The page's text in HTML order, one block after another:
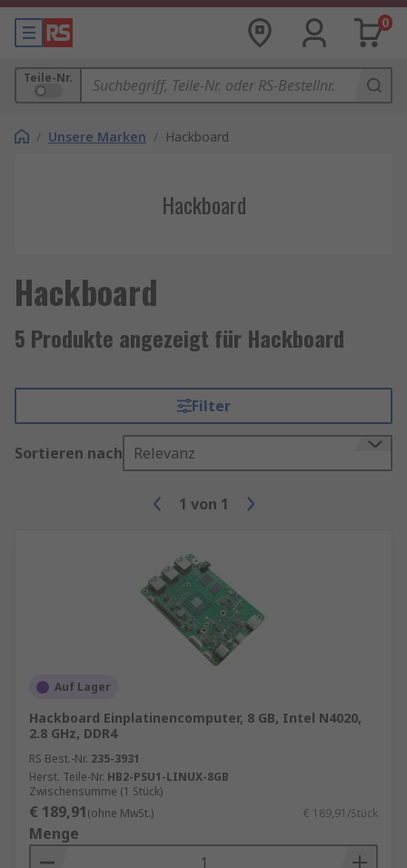
0
Teile-Nr.
/ Unsere Marken / Hackboard
Hackboard
Hackboard
5 Produkte angezeigt für Hackboard
Filter
Sortieren nach Relevanz
1 von 1
Auf Lager
Hackboard Einplatinencomputer, 8 GB, Intel N4020,
2.8 GHz, DDR4
RS Best.-Nr. 235-3931
Herst. Teile-Nr. HB2-PSU1-LINUX-8GB
Zwischensumme (1 Stück)
€ 189,91(ohne MwSt.) € 189,91/Stück
Menge